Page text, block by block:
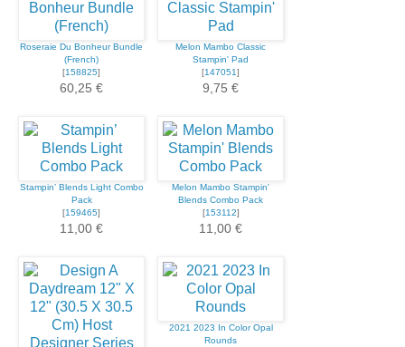
Roseraie Du Bonheur Bundle
(French)
[158825]
60,25 €
Melon Mambo Classic
Stampin' Pad
[147051]
9,75 €
Stampin’ Blends Light Combo
Pack
[159465]
11,00 €
Melon Mambo Stampin'
Blends Combo Pack
[153112]
11,00 €
2021 2023 In Color Opal
Rounds